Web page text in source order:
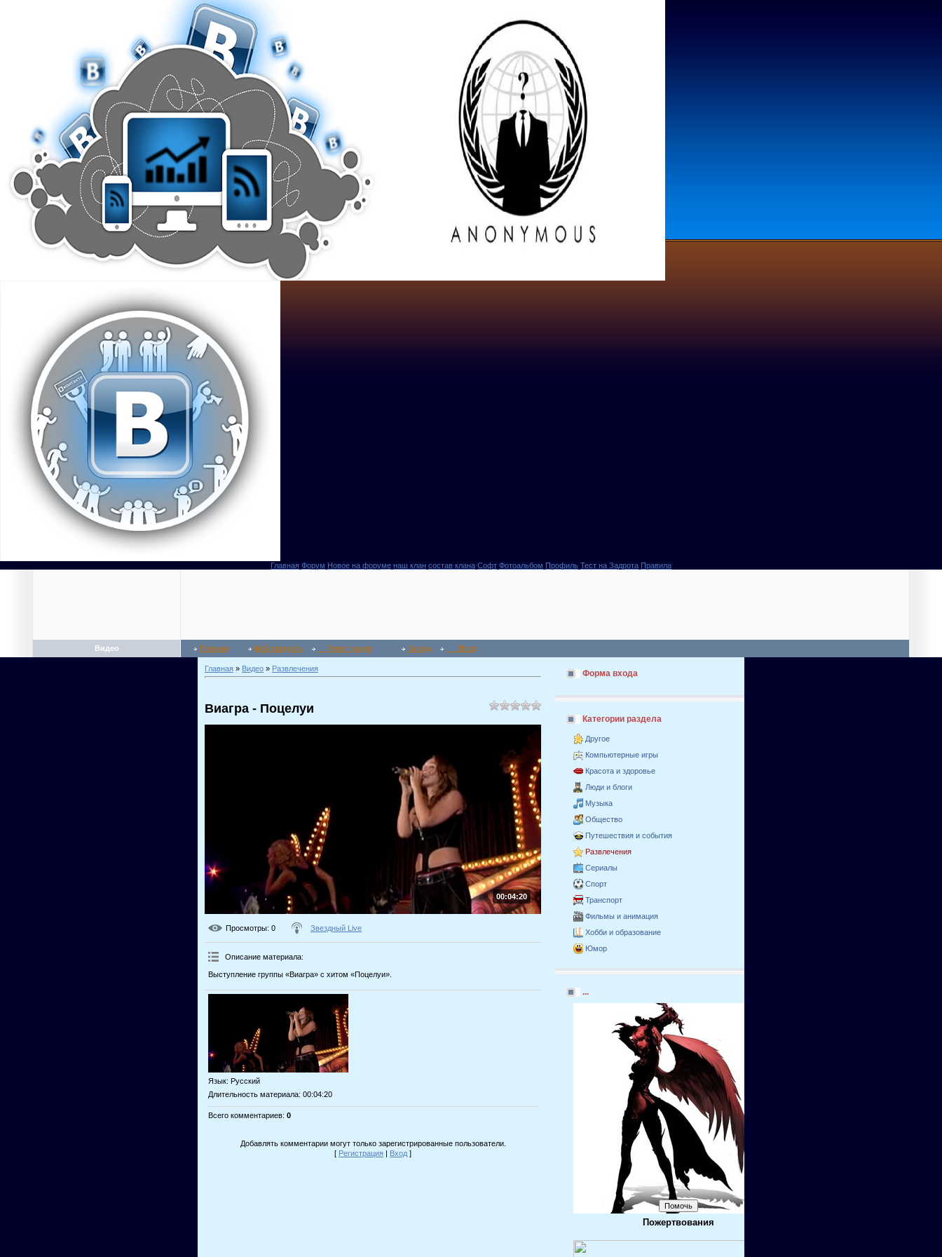
Главная Форум Новое на форуме наш клан состав клана Софт Фотоальбом Профиль Тест на Задрота Правила
Видео Главная Мой профиль Регистрация Выход Вход
Главная » Видео » Развлечения
Виагра - Поцелуи
00:04:20
Просмотры: 0 Звездный Live
Описание материала:
Выступление группы «Виагра» с хитом «Поцелуи».
Язык: Русский
Длительность материала: 00:04:20
Всего комментариев: 0
Добавлять комментарии могут только зарегистрированные пользователи.
[ Регистрация | Вход ]
Форма входа
Категории раздела
Другое
Компьютерные игры
Красота и здоровье
Люди и блоги
Музыка
Общество
Путешествия и события
Развлечения
Сериалы
Спорт
Транспорт
Фильмы и анимация
Хобби и образование
Юмор
...
Пожертвования